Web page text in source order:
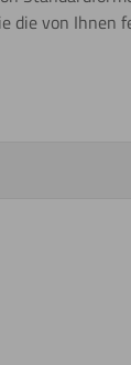
die von Ihnen